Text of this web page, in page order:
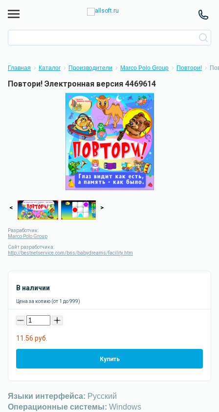
Главная Каталог Производители Marco Polo Group Повтори!
Повтори! Электронная версия 4469614
< >
Разработчик:
Marco Polo Group
Сайт разработчика:
http://bestnetservice.com/bns/babydreams/facility.htm
В наличии
Цена за копию (от 1 до 999)
- +
11.56 руб.
Купить
Языки интерфейса: Русский
Операционные системы: Windows